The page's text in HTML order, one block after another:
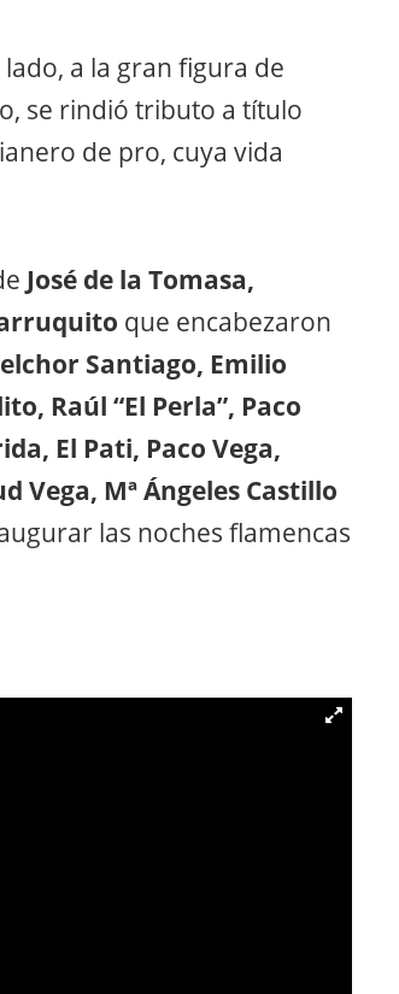
a la gran figura de
se rindió tributo a título
de pro, cuya vida
José de la Tomasa,
que encabezaron
Santiago, Emilio
Raúl “El Perla”, Paco
El Pati, Paco Vega,
Vega, Mª Ángeles Castillo
las noches flamencas